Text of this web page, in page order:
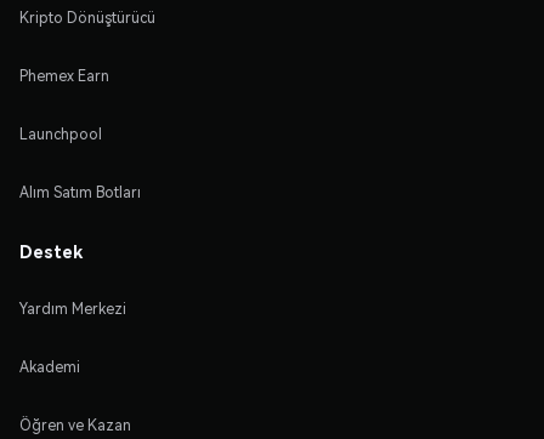
Kripto Dönüştürücü
Phemex Earn
Launchpool
Alım Satım Botları
Destek
Yardım Merkezi
Akademi
Öğren ve Kazan